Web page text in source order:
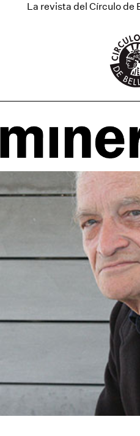
La revista del Círculo de